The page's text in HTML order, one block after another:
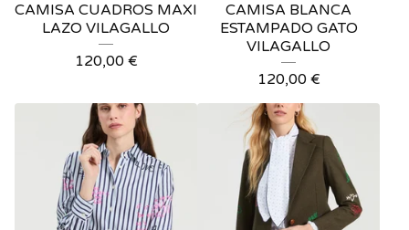
CAMISA CUADROS MAXI
LAZO VILAGALLO
120,00 €
CAMISA BLANCA
ESTAMPADO GATO
VILAGALLO
120,00 €